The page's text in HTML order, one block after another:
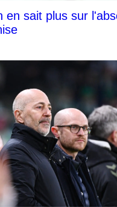
en sait plus sur